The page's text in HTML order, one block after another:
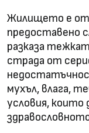
Жилището е от
предоставено
разказа
страда от
мухъл, влага,
условия, които